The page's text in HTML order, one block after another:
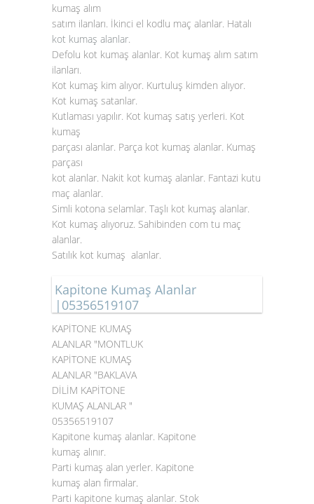
kumaş alım
satım ilanları. İkinci el kodlu maç alanlar. Hatalı
kot kumaş alanlar.
Defolu kot kumaş alanlar. Kot kumaş alım satım
ilanları.
Kot kumaş kim alıyor. Kurtuluş kimden alıyor.
Kot kumaş satanlar.
Kutlaması yapılır. Kot kumaş satış yerleri. Kot
kumaş
parçası alanlar. Parça kot kumaş alanlar. Kumaş
parçası
kot alanlar. Nakit kot kumaş alanlar. Fantazi kutu
maç alanlar.
Simli kotona selamlar. Taşlı kot kumaş alanlar.
Kot kumaş alıyoruz. Sahibinden com tu maç
alanlar.
Satılık kot kumaş alanlar.
Kapitone Kumaş Alanlar
|05356519107
KAPİTONE KUMAŞ
ALANLAR "MONTLUK
KAPİTONE KUMAŞ
ALANLAR "BAKLAVA
DİLİM KAPİTONE
KUMAŞ ALANLAR "
05356519107
Kapitone kumaş alanlar. Kapitone
kumaş alınır.
Parti kumaş alan yerler. Kapitone
kumaş alan firmalar.
Parti kapitone kumaş alanlar. Stok